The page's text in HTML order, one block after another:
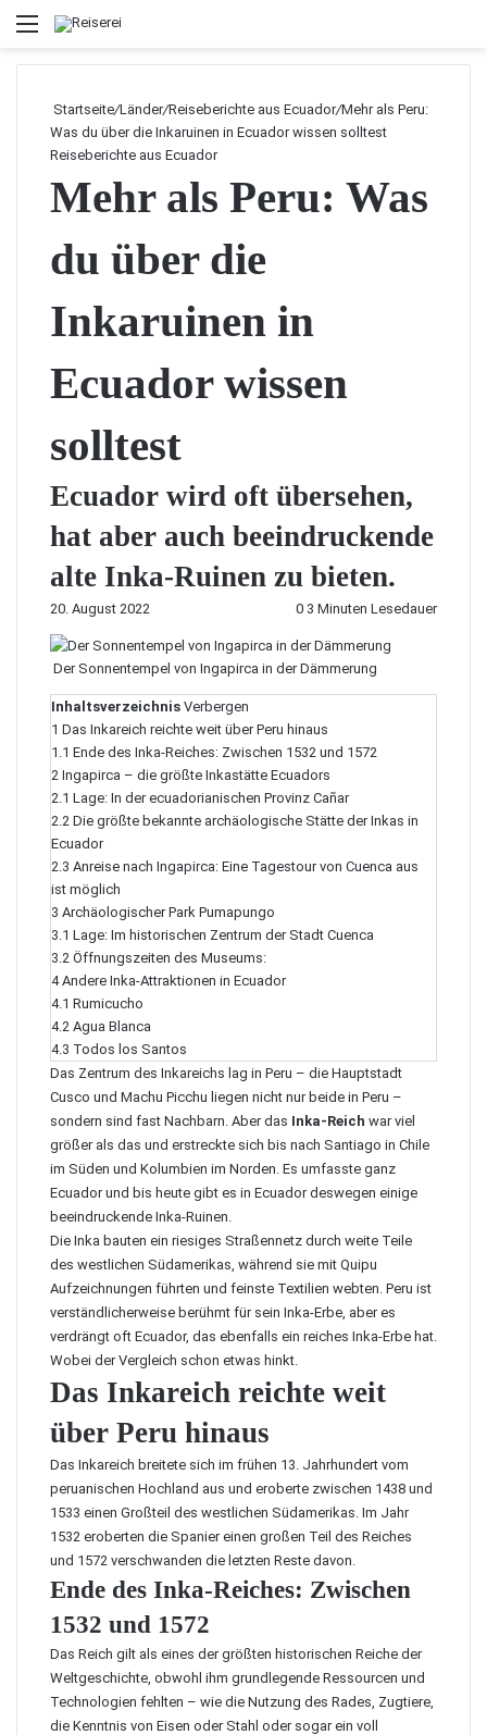
Menü
Startseite/Länder/Reiseberichte aus Ecuador/Mehr als Peru:
Was du über die Inkaruinen in Ecuador wissen solltest
Reiseberichte aus Ecuador
Mehr als Peru: Was
du über die
Inkaruinen in
Ecuador wissen
solltest
Ecuador wird oft übersehen,
hat aber auch beeindruckende
alte Inka-Ruinen zu bieten.
20. August 2022 0 3 Minuten Lesedauer
Der Sonnentempel von Ingapirca in der Dämmerung
Inhaltsverzeichnis Verbergen
1 Das Inkareich reichte weit über Peru hinaus
1.1 Ende des Inka-Reiches: Zwischen 1532 und 1572
2 Ingapirca – die größte Inkastätte Ecuadors
2.1 Lage: In der ecuadorianischen Provinz Cañar
2.2 Die größte bekannte archäologische Stätte der Inkas in
Ecuador
2.3 Anreise nach Ingapirca: Eine Tagestour von Cuenca aus
ist möglich
3 Archäologischer Park Pumapungo
3.1 Lage: Im historischen Zentrum der Stadt Cuenca
3.2 Öffnungszeiten des Museums:
4 Andere Inka-Attraktionen in Ecuador
4.1 Rumicucho
4.2 Agua Blanca
4.3 Todos los Santos
Das Zentrum des Inkareichs lag in Peru – die Hauptstadt
Cusco und Machu Picchu liegen nicht nur beide in Peru –
sondern sind fast Nachbarn. Aber das Inka-Reich war viel
größer als das und erstreckte sich bis nach Santiago in Chile
im Süden und Kolumbien im Norden. Es umfasste ganz
Ecuador und bis heute gibt es in Ecuador deswegen einige
beeindruckende Inka-Ruinen.
Die Inka bauten ein riesiges Straßennetz durch weite Teile
des westlichen Südamerikas, während sie mit Quipu
Aufzeichnungen führten und feinste Textilien webten. Peru ist
verständlicherweise berühmt für sein Inka-Erbe, aber es
verdrängt oft Ecuador, das ebenfalls ein reiches Inka-Erbe hat.
Wobei der Vergleich schon etwas hinkt.
Das Inkareich reichte weit
über Peru hinaus
Das Inkareich breitete sich im frühen 13. Jahrhundert vom
peruanischen Hochland aus und eroberte zwischen 1438 und
1533 einen Großteil des westlichen Südamerikas. Im Jahr
1532 eroberten die Spanier einen großen Teil des Reiches
und 1572 verschwanden die letzten Reste davon.
Ende des Inka-Reiches: Zwischen
1532 und 1572
Das Reich gilt als eines der größten historischen Reiche der
Weltgeschichte, obwohl ihm grundlegende Ressourcen und
Technologien fehlten – wie die Nutzung des Rades, Zugtiere,
die Kenntnis von Eisen oder Stahl oder sogar ein voll